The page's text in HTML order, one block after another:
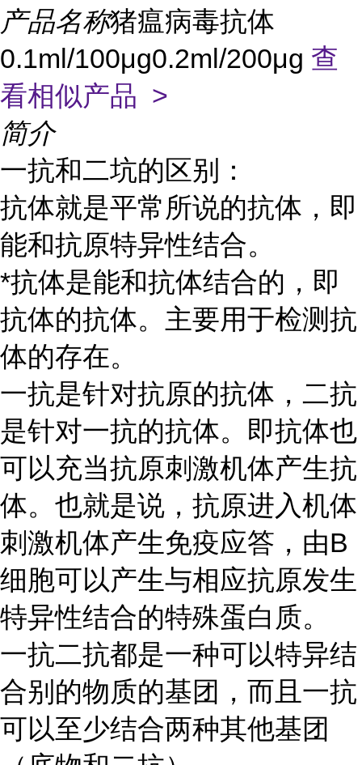
产品名称猪瘟病毒抗体
0.1ml/100μg0.2ml/200μg 查
看相似产品 >
简介
一抗和二坑的区别：
抗体就是平常所说的抗体，即
能和抗原特异性结合。
*抗体是能和抗体结合的，即
抗体的抗体。主要用于检测抗
体的存在。
一抗是针对抗原的抗体，二抗
是针对一抗的抗体。即抗体也
可以充当抗原刺激机体产生抗
体。也就是说，抗原进入机体
刺激机体产生免疫应答，由B
细胞可以产生与相应抗原发生
特异性结合的特殊蛋白质。
一抗二抗都是一种可以特异结
合别的物质的基团，而且一抗
可以至少结合两种其他基团